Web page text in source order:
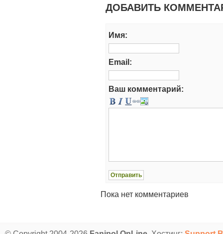
ДОБАВИТЬ
Имя:
Email:
Ваш комментарий:
Пока нет комментариев